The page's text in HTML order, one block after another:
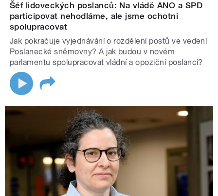
Šéf lidoveckých poslanců: Na vládě ANO a SPD
participovat nehodláme, ale jsme ochotni
spolupracovat
Jak pokračuje vyjednávání o rozdělení postů ve vedení
Poslanecké sněmovny? A jak budou v novém
parlamentu spolupracovat vládní a opoziční poslanci?